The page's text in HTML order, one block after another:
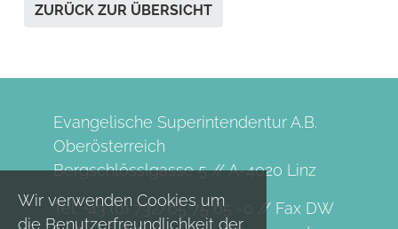
Wir verwenden Cookies um
die Benutzerfreundlichkeit der
ZURÜCK ZUR ÜBERSICHT
Evangelische Superintendentur A.B.
Oberösterreich
Bergschlösslgasse 5 // A-4020 Linz
Tel. +43 (0) 732/65 75 65 -0 // Fax DW